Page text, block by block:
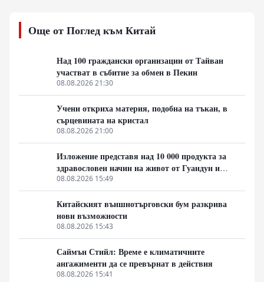
външнотърговския дял и скокът на световния износ
от 2% на 10%. Инициативата изисква мащабни
милиардното население.
Още от Поглед към Китай
Над 100 граждански организации от Тайван
участват в събитие за обмен в Пекин
08.08.2026 21:30
Учени откриха материя, подобна на тъкан, в
сърцевината на кристал
08.08.2026 21:00
Изложение представя над 10 000 продукта за
здравословен начин на живот от Гуандун и
Макао
08.08.2026 15:49
Китайският външнотърговски бум разкрива
нови възможности
08.08.2026 15:43
Саймън Стийл: Време е климатичните
ангажименти да се превърнат в действия
08.08.2026 15:41